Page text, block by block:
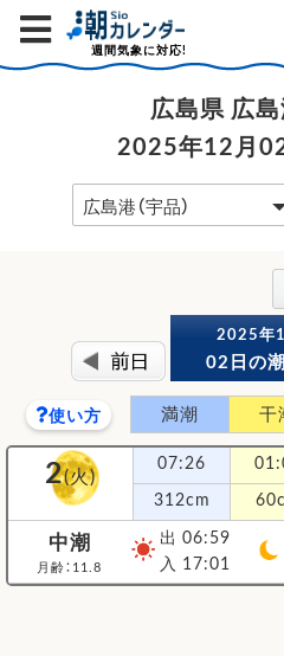
週間気象に対応!
広島県 広島
2025年12月
2025年
02日の
使い方 満潮 干
2(火) 07:26
312cm
中潮
月齢：11.8
出 06:59
入 17:01